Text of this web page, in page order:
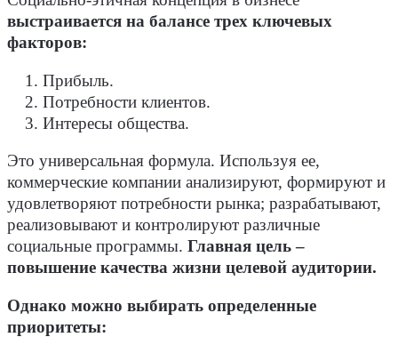
выстраивается на балансе трех ключевых
факторов:
Прибыль.
Потребности клиентов.
Интересы общества.
Это универсальная формула. Используя ее,
коммерческие компании анализируют, формируют и
удовлетворяют потребности рынка; разрабатывают,
реализовывают и контролируют различные
социальные программы. Главная цель –
повышение качества жизни целевой аудитории.
Однако можно выбирать определенные
приоритеты: